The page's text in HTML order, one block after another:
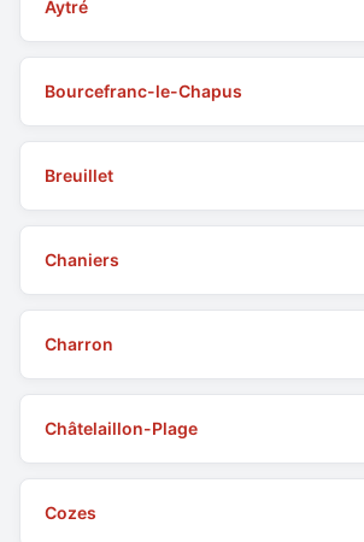
Aytré
Bourcefranc-le-Chapus
Breuillet
Chaniers
Charron
Châtelaillon-Plage
Cozes